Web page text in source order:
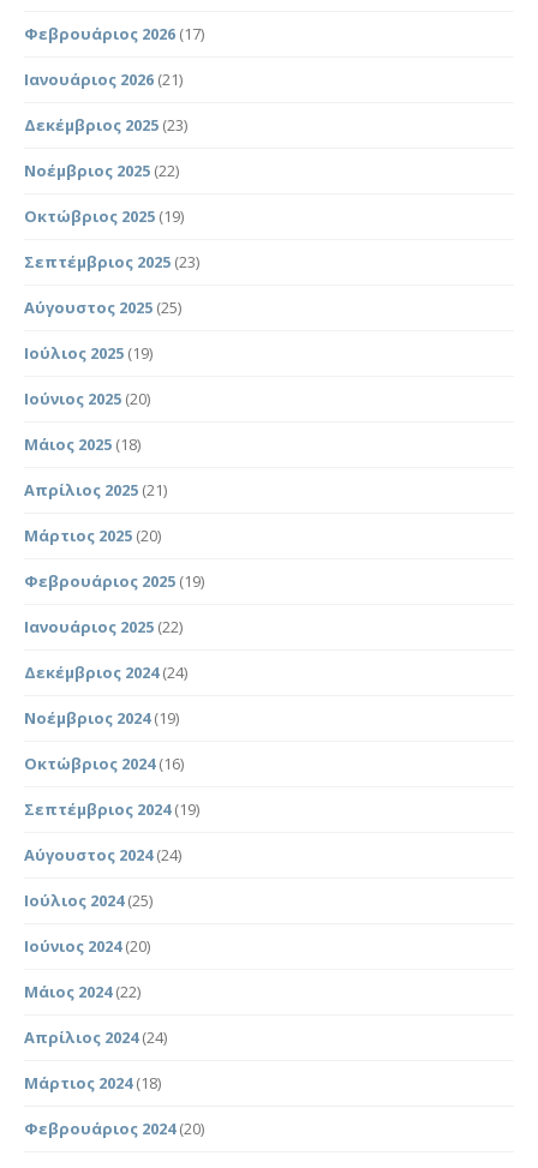
Φεβρουάριος 2026 (17)
Ιανουάριος 2026 (21)
Δεκέμβριος 2025 (23)
Νοέμβριος 2025 (22)
Οκτώβριος 2025 (19)
Σεπτέμβριος 2025 (23)
Αύγουστος 2025 (25)
Ιούλιος 2025 (19)
Ιούνιος 2025 (20)
Μάιος 2025 (18)
Απρίλιος 2025 (21)
Μάρτιος 2025 (20)
Φεβρουάριος 2025 (19)
Ιανουάριος 2025 (22)
Δεκέμβριος 2024(24)
Νοέμβριος 2024(19)
Οκτώβριος 2024(16)
Σεπτέμβριος 2024(19)
Αύγουστος 2024(24)
Ιούλιος 2024(25)
Ιούνιος 2024(20)
Μάιος 2024(22)
Απρίλιος 2024(24)
Μάρτιος 2024(18)
Φεβρουάριος 2024(20)